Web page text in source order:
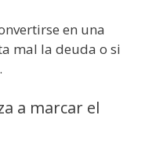
en una
mal la deuda o si
a marcar el